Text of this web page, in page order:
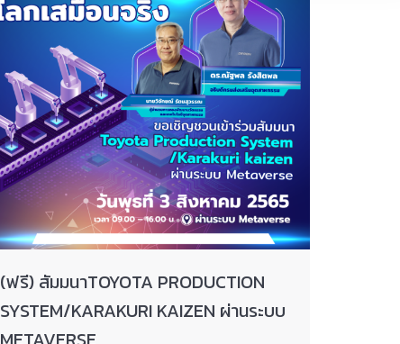
(ฟรี) สัมมนาTOYOTA PRODUCTION
SYSTEM/KARAKURI KAIZEN ผ่านระบบ